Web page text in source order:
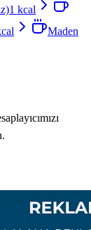
1 kcal
Maden